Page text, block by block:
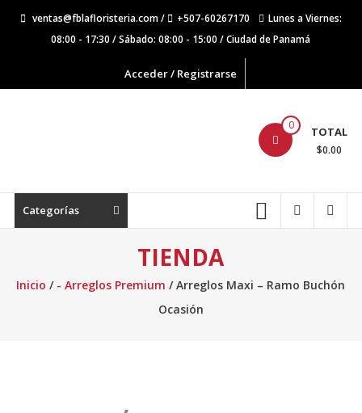
contenido
ventas@fblafloristeria.com / +507-60267170
Lunes a Viernes:
08:00 - 17:30 / Sábado: 08:00 - 15:00 / Ciudad de Panamá
Acceder / Registrarse
0 TOTAL
$0.00
Categorías
TIENDA
Inicio / - Arreglos Premium / Arreglos Maxi – Ramo Buchón
Ocasión